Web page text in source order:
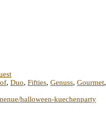
, Duo, Fifties, Genuss, Gourmet,
halloween-kuechenparty